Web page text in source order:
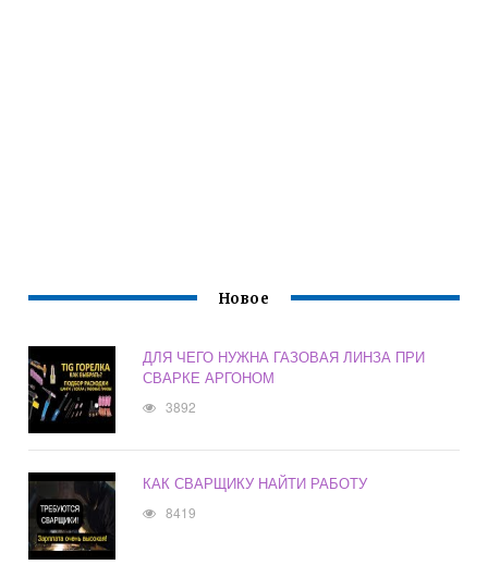
Новое
ДЛЯ ЧЕГО НУЖНА ГАЗОВАЯ ЛИНЗА ПРИ
СВАРКЕ АРГОНОМ
3892
КАК СВАРЩИКУ НАЙТИ РАБОТУ
8419